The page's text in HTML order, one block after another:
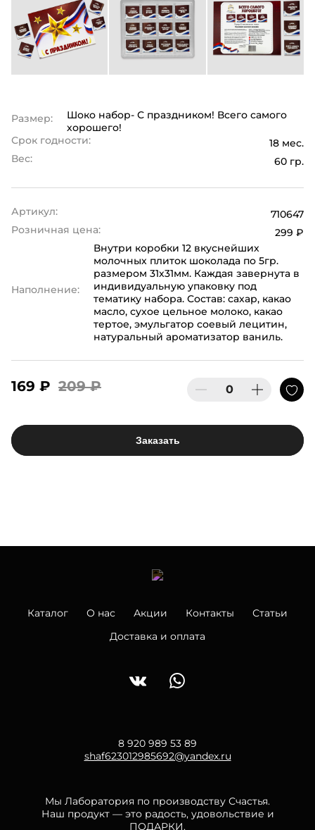
Размер:
Шоко набор- С праздником! Всего самого
хорошего!
Срок годности:
18 мес.
Вес:
60 гр.
Артикул:
710647
Розничная цена:
299 ₽
Наполнение:
Внутри коробки 12 вкуснейших
молочных плиток шоколада по 5гр.
размером 31х31мм. Каждая завернута в
индивидуальную упаковку под
тематику набора. Состав: сахар, какао
масло, сухое цельное молоко, какао
тертое, эмульгатор соевый лецитин,
натуральный ароматизатор ваниль.
169 ₽ 209 ₽
Заказать
Каталог О нас Акции Контакты
Статьи
Доставка и оплата
8 920 989 53 89
shaf623012985692@yandex.ru
Мы Лаборатория по производству Счастья.
Наш продукт — это радость, удовольствие и
ПОДАРКИ.